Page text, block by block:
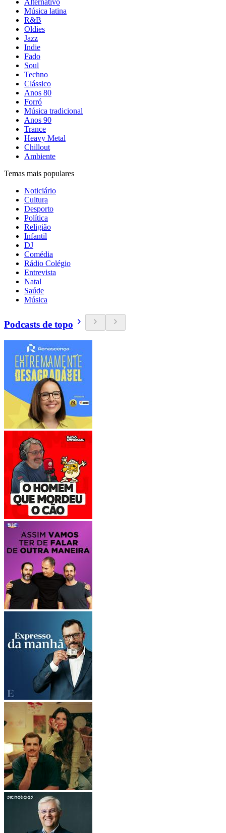
Alternativo
Música latina
R&B
Oldies
Jazz
Indie
Fado
Soul
Techno
Clássico
Anos 80
Forró
Música tradicional
Anos 90
Trance
Heavy Metal
Chillout
Ambiente
Temas mais populares
Noticiário
Cultura
Desporto
Política
Religião
Infantil
DJ
Comédia
Rádio Colégio
Entrevista
Natal
Saúde
Música
Podcasts de topo